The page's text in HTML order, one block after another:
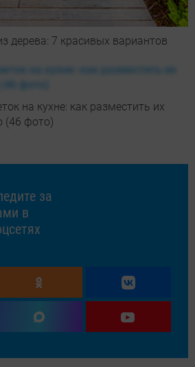
дерева: 7 красивых вариантов
на кухне: как разместить их
(46 фото)
за
в